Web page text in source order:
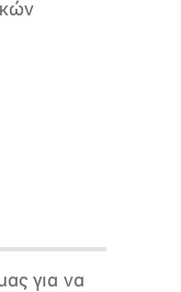
για να